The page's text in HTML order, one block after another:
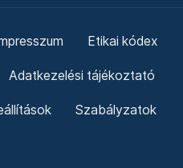
Etikai kódex
Adatkezelési tájékoztató
Szabályzatok